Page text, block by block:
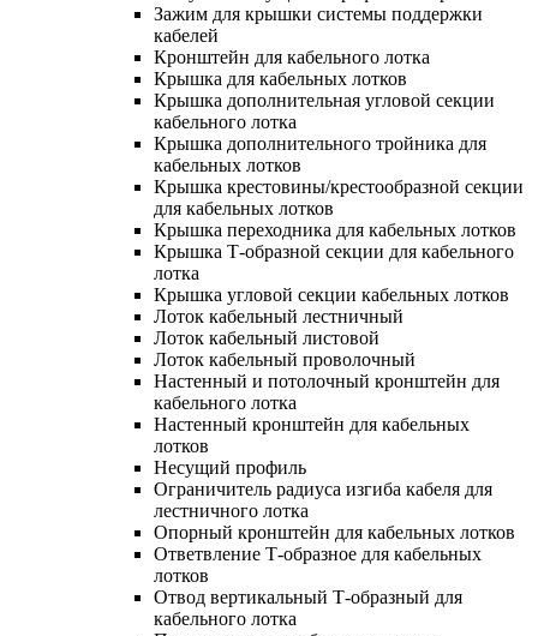
Зажим для крышки системы поддержки
кабелей
Кронштейн для кабельного лотка
Крышка для кабельных лотков
Крышка дополнительная угловой секции
кабельного лотка
Крышка дополнительного тройника для
кабельных лотков
Крышка крестовины/крестообразной секции
для кабельных лотков
Крышка переходника для кабельных лотков
Крышка Т-образной секции для кабельного
лотка
Крышка угловой секции кабельных лотков
Лоток кабельный лестничный
Лоток кабельный листовой
Лоток кабельный проволочный
Настенный и потолочный кронштейн для
кабельного лотка
Настенный кронштейн для кабельных
лотков
Несущий профиль
Ограничитель радиуса изгиба кабеля для
лестничного лотка
Опорный кронштейн для кабельных лотков
Ответвление Т-образное для кабельных
лотков
Отвод вертикальный Т-образный для
кабельного лотка